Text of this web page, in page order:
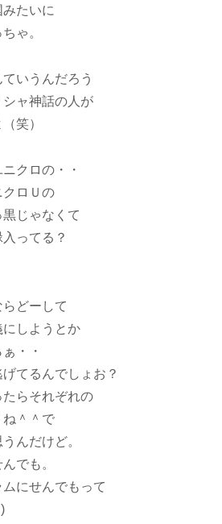
たいに
ゃ。
いうんだろう
ャ神話の人が
笑）
クロの・・
クロＵの
じゃなくて
ってる？
どーして
しようとか
・・
てるんでしょお？
らそれぞれの
ね＾＾で
んだけど。
でも。
にせんでもって